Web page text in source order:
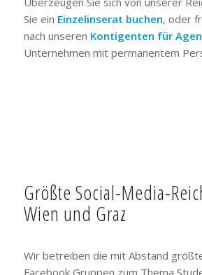
Sie ein Einzelinserat buchen, oder
nach unseren Kontigenten für
Unternehmen mit permanentem
Größte Social-Media-
Wien und Graz
Wir betreiben die mit Abstand
Facebook Gruppen zum Thema